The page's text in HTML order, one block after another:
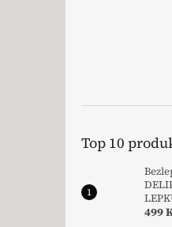
Top 10
499